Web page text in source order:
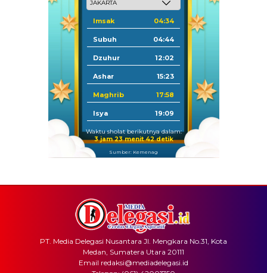
Imsak 04:34
Subuh 04:44
Dzuhur 12:02
Ashar 15:23
Maghrib 17:58
Isya 19:09
Waktu sholat berikutnya dalam:
3 jam 23 menit 42 detik
Sumber: Kemenag
PT. Media Delegasi Nusantara Jl. Mengkara No.31, Kota
Medan, Sumatera Utara 20111
Email redaksi@mediadelegasi.id